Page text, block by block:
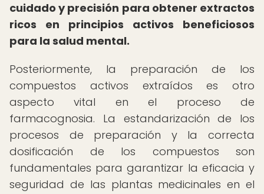
cuidado y precisión para obtener extractos
ricos en principios activos beneficiosos
para la salud mental.
Posteriormente, la preparación de los
compuestos activos extraídos es otro
aspecto vital en el proceso de
farmacognosia. La estandarización de los
procesos de preparación y la correcta
dosificación de los compuestos son
fundamentales para garantizar la eficacia y
seguridad de las plantas medicinales en el